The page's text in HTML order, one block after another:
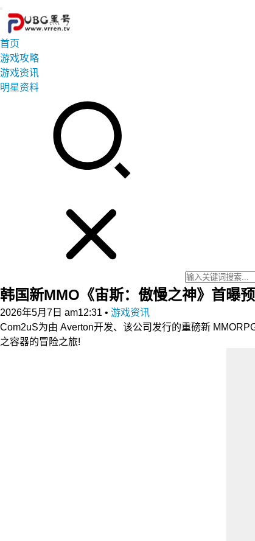
首页
游戏攻略
游戏资讯
明星资料
韩国新MMO《宙斯：傲慢之神》首曝
2026年5月7日 am12:31 • 游戏资讯
Com2uS为由 Averton开发、该公司发行的重磅新
之容器的冒险之旅!